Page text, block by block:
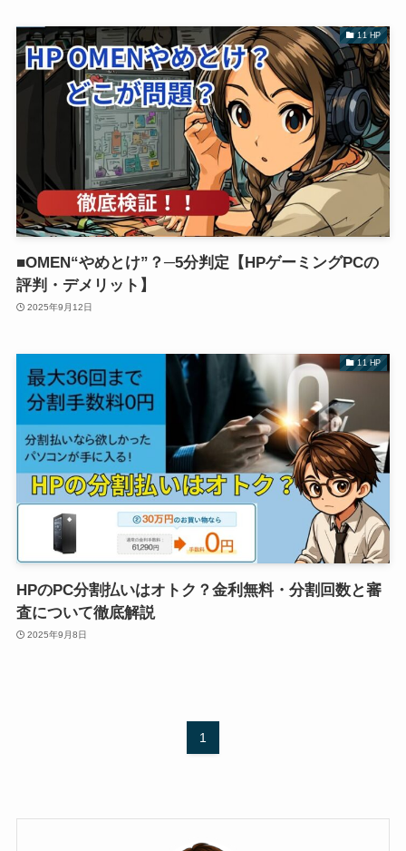
11 HP
■OMEN“やめとけ”？─5分判定【HPゲーミングPCの
評判・デメリット】
2025年9月12日
11 HP
HPのPC分割払いはオトク？金利無料・分割回数と審
査について徹底解説
2025年9月8日
1